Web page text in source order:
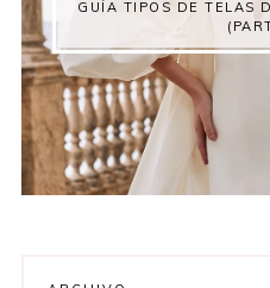
GUÍA TIPOS DE TELAS